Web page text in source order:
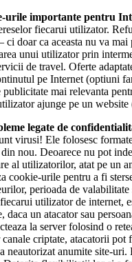
urile importante pentru
fiecarui utilizator.
ci doar ca aceasta nu va
unui utilizator prin
de travel. Oferte
pe Internet (optiuni
publicitate mai relevanta
ajunge pe un
legate de
virusi! Ele folosesc
din nou. Deoarece nu pot
al utilizatorilor, atat pe un
cookie-urile pentru a fi
perioada de
utilizator de internet,
daca un atacator sau
la server folosind o
canale criptate, atacatorii
neautorizat anumite site-